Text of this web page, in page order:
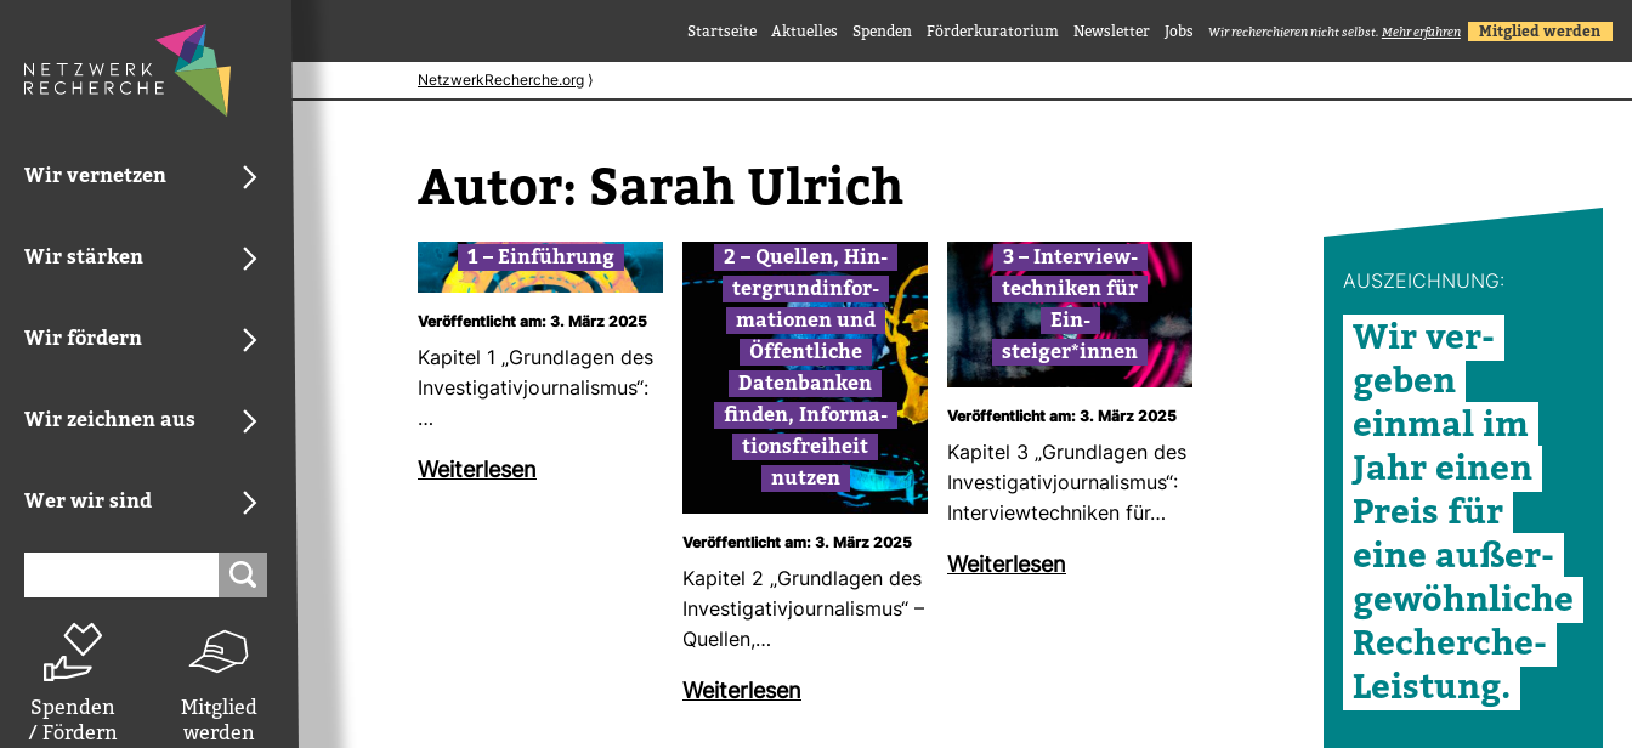
Wir vernetzen
Wir stärken
Wir fördern
Wir zeichnen aus
Wer wir sind
Spenden
/ Fördern
Mitglied
werden
Startseite Aktuelles Spenden Förderkuratorium Newsletter Jobs Wir recherchieren nicht selbst. Mehr erfahren Mitglied werden
NetzwerkRecherche.org ⟩
Autor: Sarah Ulrich
1 – Ein­füh­rung
Veröffentlicht am: 3. März 2025
Kapitel 1 „Grund­lagen des
Inves­ti­ga­ti­vjour­na­lismus“:
…
Wei­ter­lesen
2 – Quellen, Hin­
ter­grund­in­for­
ma­tionen und
Öffent­liche
Daten­banken
finden, Infor­ma­
ti­ons­frei­heit
nutzen
Veröffentlicht am: 3. März 2025
Kapitel 2 „Grund­lagen des
Inves­ti­ga­ti­vjour­na­lismus“ –
Quellen,…
Wei­ter­lesen
3 – Inter­view­
tech­niken für
Ein­
steiger*innen
Veröffentlicht am: 3. März 2025
Kapitel 3 „Grund­lagen des
Inves­ti­ga­ti­vjour­na­lismus“:
Inter­view­tech­niken für…
Wei­ter­lesen
AUS­ZEICH­NUNG:
Wir ver­
geben
einmal im
Jahr einen
Preis für
eine außer­
ge­wöhn­liche
Recherche-​
Leis­tung.